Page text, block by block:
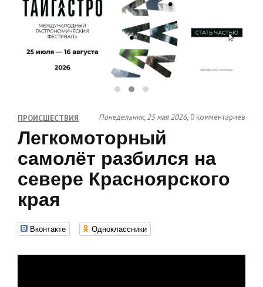
ПРОИСШЕСТВИЯ Понедельник, 25 мая 2026, 0 комментариев
Легкомоторный
самолёт разбился на
севере Красноярского
края
Вконтакте Одноклассники